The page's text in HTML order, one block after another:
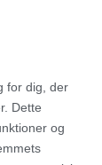
for dig, der
Dette
og